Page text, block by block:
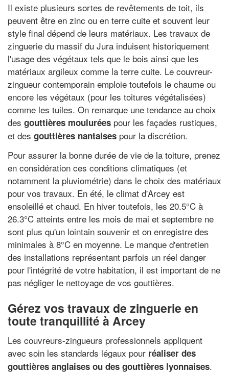
Il existe plusieurs sortes de revêtements de toit, ils
peuvent être en zinc ou en terre cuite et souvent leur
style final dépend de leurs matériaux. Les travaux de
zinguerie du massif du Jura induisent historiquement
l'usage des végétaux tels que le bois ainsi que les
matériaux argileux comme la terre cuite. Le couvreur-
zingueur contemporain emploie toutefois le chaume ou
encore les végétaux (pour les toitures végétalisées)
comme les tuiles. On remarque une tendance au choix
des gouttières moulurées pour les façades rustiques,
et des gouttières nantaises pour la discrétion.
Pour assurer la bonne durée de vie de la toiture, prenez
en considération ces conditions climatiques (et
notamment la pluviométrie) dans le choix des matériaux
pour vos travaux. En été, le climat d'Arcey est
ensoleillé et chaud. En hiver toutefois, les 20.5°C à
26.3°C atteints entre les mois de mai et septembre ne
sont plus qu'un lointain souvenir et on enregistre des
minimales à 8°C en moyenne. Le manque d'entretien
des installations représentant parfois un réel danger
pour l'intégrité de votre habitation, il est important de ne
pas négliger le nettoyage de vos gouttières.
Gérez vos travaux de zinguerie en
toute tranquillité à Arcey
Les couvreurs-zingueurs professionnels appliquent
avec soin les standards légaux pour réaliser des
gouttières anglaises ou des gouttières lyonnaises.